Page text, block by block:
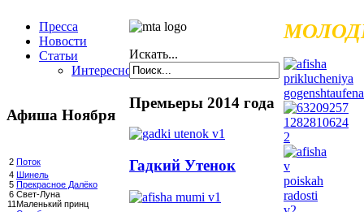
Пресса
Новости
Статьи
Интересное
Афиша Ноября
2 Поток
4 Шинель
5 Прекрасное Далёко
6 Свет-Луна
11Маленький принц
Искать...
Премьеры 2014 года
Гадкий Утенок